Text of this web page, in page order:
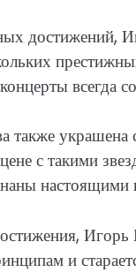
достижений,
также
с такими
настоящими
и